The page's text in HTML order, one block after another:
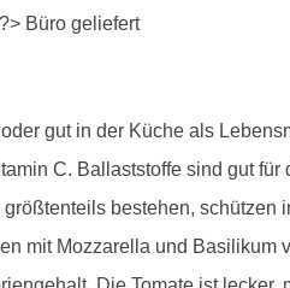
gut in der Küche als
C. Ballaststoffe sind gut
bestehen,
mit Mozzarella und Basilikum